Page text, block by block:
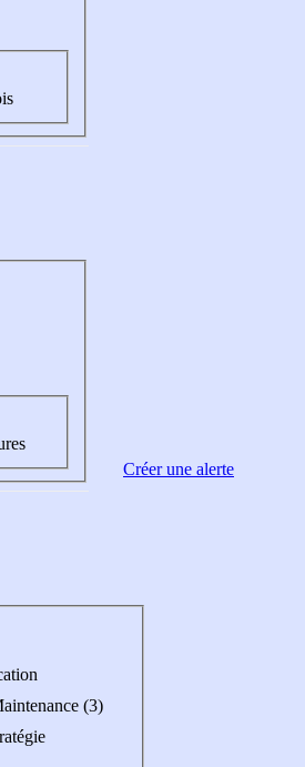
(3)
Créer une alerte